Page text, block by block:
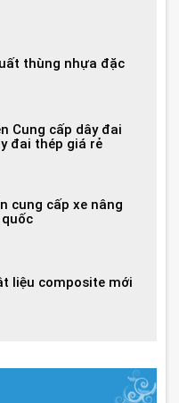
thùng nhựa đặc
Cung cấp dây đai
đai thép giá rẻ
cung cấp xe nâng
liệu composite mới